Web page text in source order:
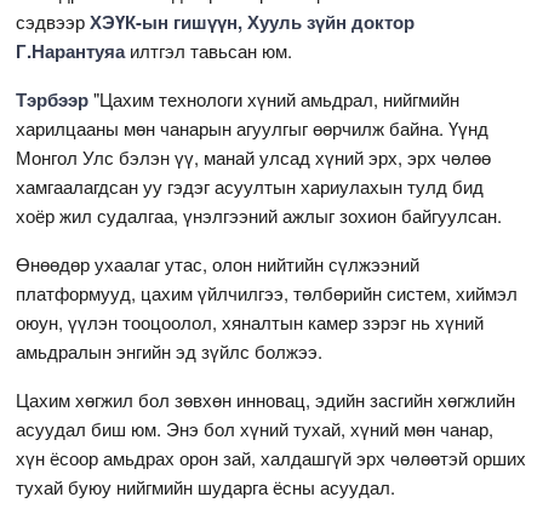
сэдвээрХЭҮК-ын гишүүн, Хууль зүйн доктор
Г.Нарантуяаилтгэл тавьсан юм.
Тэрбээр"Цахим технологи хүний амьдрал, нийгмийн
харилцааны мөн чанарын агуулгыг өөрчилж байна. Үүнд
Монгол Улс бэлэн үү, манай улсад хүний эрх, эрх чөлөө
хамгаалагдсан уу гэдэг асуултын хариулахын тулд бид
хоёр жил судалгаа, үнэлгээний ажлыг зохион байгуулсан.
Өнөөдөр ухаалаг утас, олон нийтийн сүлжээний
платформууд, цахим үйлчилгээ, төлбөрийн систем, хиймэл
оюун, үүлэн тооцоолол, хяналтын камер зэрэг нь хүний
амьдралын энгийн эд зүйлс болжээ.
Цахим хөгжил бол зөвхөн инновац, эдийн засгийн хөгжлийн
асуудал биш юм. Энэ бол хүний тухай, хүний мөн чанар,
хүн ёсоор амьдрах орон зай, халдашгүй эрх чөлөөтэй орших
тухай буюу нийгмийн шударга ёсны асуудал.